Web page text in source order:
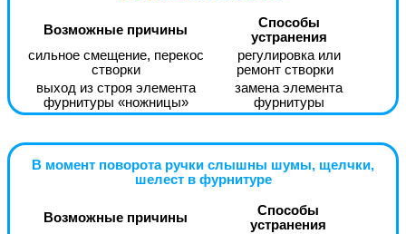
Возможные причины
Способы
устранения
сильное смещение, перекос
створки
регулировка или
ремонт створки
выход из строя элемента
фурнитуры «ножницы»
замена элемента
фурнитуры
В момент поворота ручки слышны шумы, щелчки,
шелест в фурнитуре
Возможные причины
Способы
устранения